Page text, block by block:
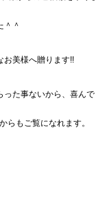
＾＾
お美様へ贈ります!!
た事ないから、喜んで
らもご覧になれます。